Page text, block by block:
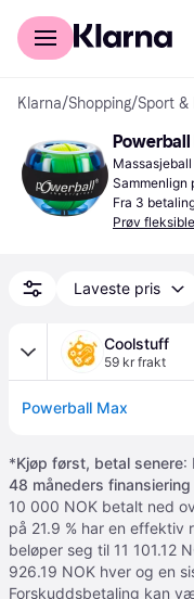
For kunder
Klarna/Shopping/Sport &
Powerball
Massasjeball
Sammenlign
Fra 3
Prøv
Laveste pris
Coolstuff
59 kr frakt
Powerball Max
*Kjøp først, betal senere:
48 måneders finansiering
10 000 NOK betalt ned
på 21.9 % har en effektiv
beløper seg til 11 101.12
926.19 NOK hver og en
Forskuddsbetaling kan